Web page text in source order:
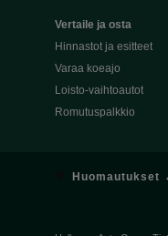
Vertaile ja osta
Hinnastot ja esitteet
Varaa koeajo
Loisto-vaihtoautot
Romutuspalkkio
Huomautukset